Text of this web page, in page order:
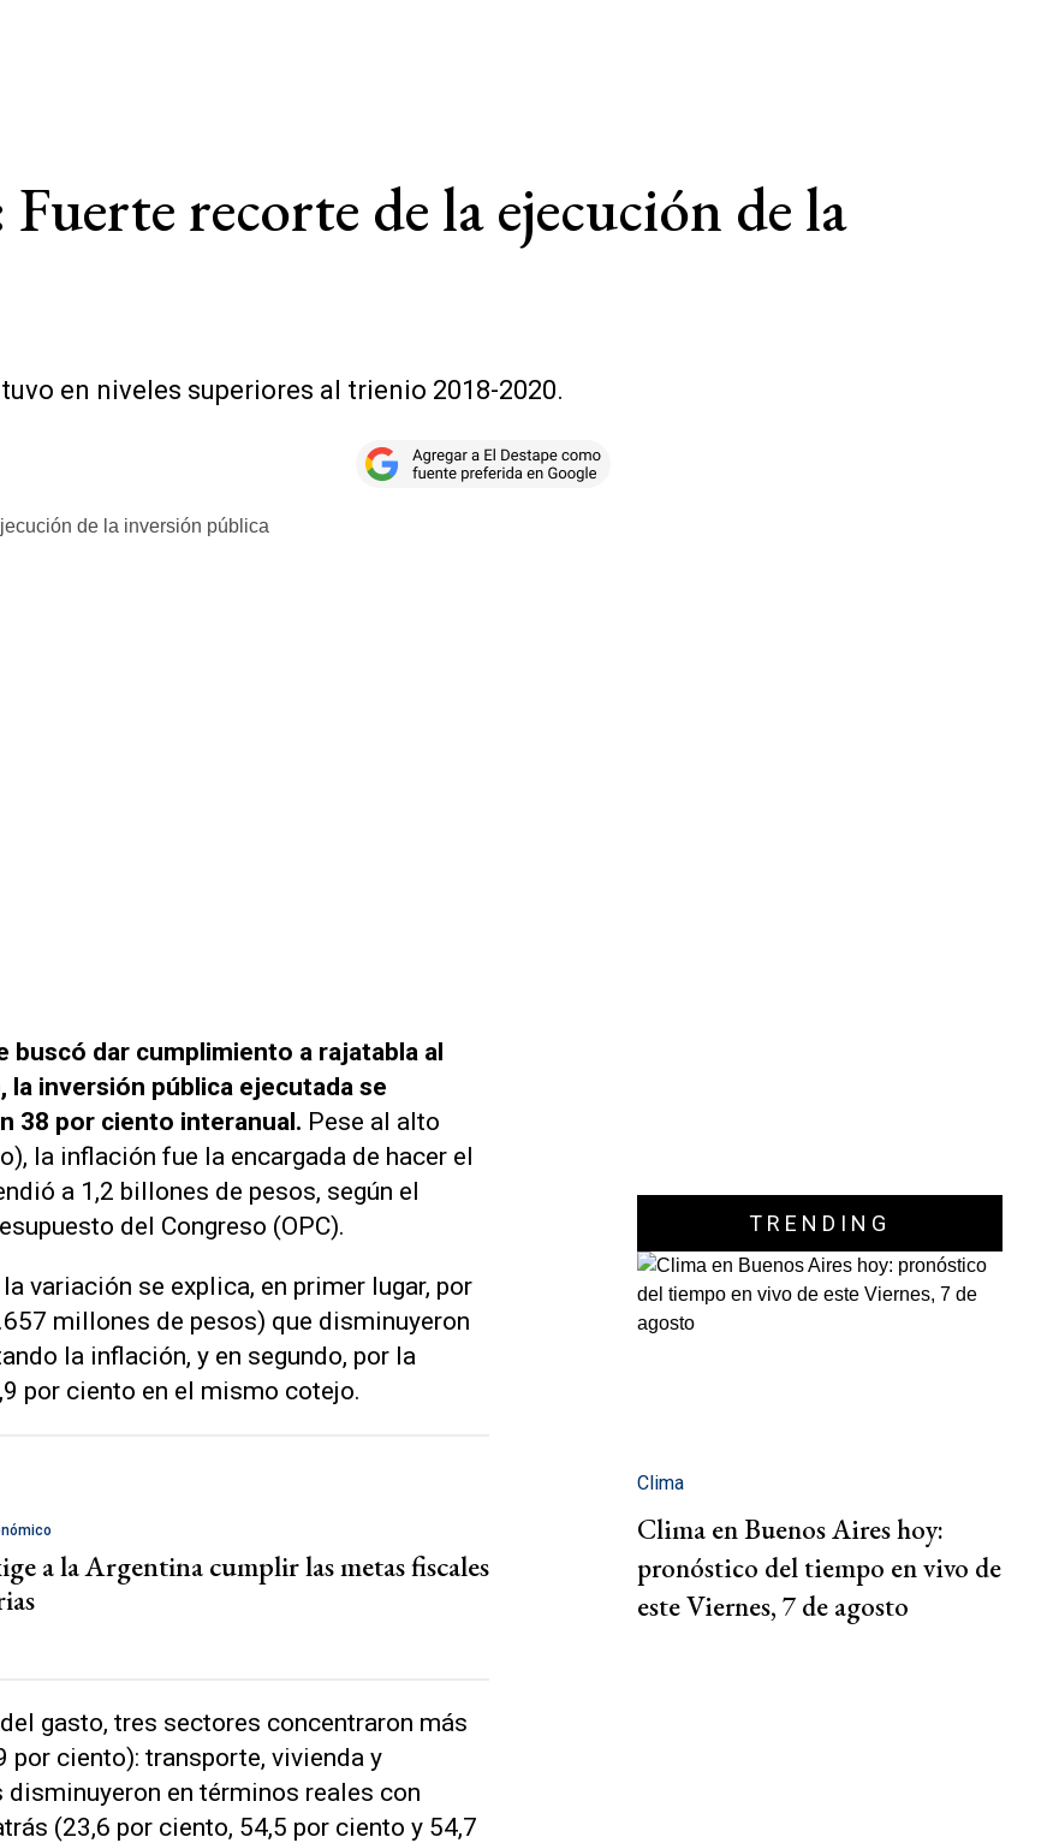
recorte de la ejecución de la
en niveles superiores al trienio 2018-2020.
buscó dar cumplimiento a rajatabla al
inversión pública ejecutada se
38 por ciento interanual. Pese al alto
la inflación fue la encargada de hacer el
a 1,2 billones de pesos, según el
del Congreso (OPC).
variación se explica, en primer lugar, por
millones de pesos) que disminuyeron
la inflación, y en segundo, por la
por ciento en el mismo cotejo.
a la Argentina cumplir las metas fiscales
gasto, tres sectores concentraron más
ciento): transporte, vivienda y
disminuyeron en términos reales con
(23,6 por ciento, 54,5 por ciento y 54,7
TRENDING
Clima
Clima en Buenos Aires hoy:
pronóstico del tiempo en vivo de
este Viernes, 7 de agosto